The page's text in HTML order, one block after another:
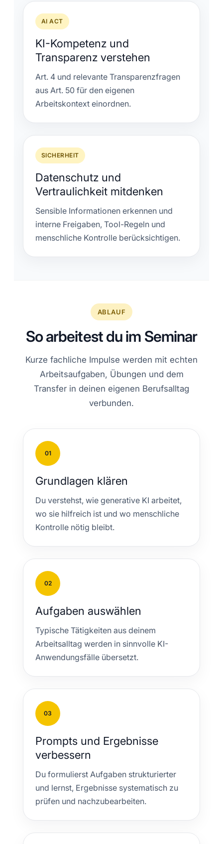
AI ACT
KI-Kompetenz und
Transparenz verstehen
Art. 4 und relevante Transparenzfragen
aus Art. 50 für den eigenen
Arbeitskontext einordnen.
SICHERHEIT
Datenschutz und
Vertraulichkeit mitdenken
Sensible Informationen erkennen und
interne Freigaben, Tool-Regeln und
menschliche Kontrolle berücksichtigen.
ABLAUF
So arbeitest du im Seminar
Kurze fachliche Impulse werden mit echten
Arbeitsaufgaben, Übungen und dem
Transfer in deinen eigenen Berufsalltag
verbunden.
01
Grundlagen klären
Du verstehst, wie generative KI arbeitet,
wo sie hilfreich ist und wo menschliche
Kontrolle nötig bleibt.
02
Aufgaben auswählen
Typische Tätigkeiten aus deinem
Arbeitsalltag werden in sinnvolle KI-
Anwendungsfälle übersetzt.
03
Prompts und Ergebnisse
verbessern
Du formulierst Aufgaben strukturierter
und lernst, Ergebnisse systematisch zu
prüfen und nachzubearbeiten.